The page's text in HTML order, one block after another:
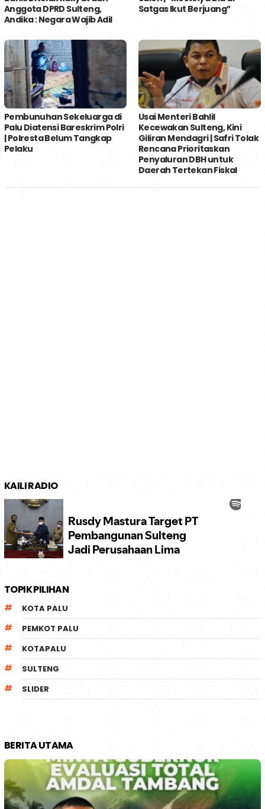
Anggota DPRD Sulteng,
Andika : Negara Wajib Adil
Satgas Ikut Berjuang’’
Pembunuhan Sekeluarga di
Palu Diatensi Bareskrim Polri
| Polresta Belum Tangkap
Pelaku
Usai Menteri Bahlil
Kecewakan Sulteng, Kini
Giliran Mendagri | Safri Tolak
Rencana Prioritaskan
Penyaluran DBH untuk
Daerah Tertekan Fiskal
KAILI RADIO
TOPIK PILIHAN
KOTA PALU
PEMKOT PALU
KOTAPALU
SULTENG
SLIDER
BERITA UTAMA